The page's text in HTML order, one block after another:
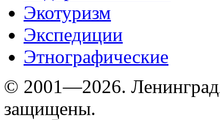
Экотуризм
Экспедиции
Этнографические
© 2001—2026.
защищены.